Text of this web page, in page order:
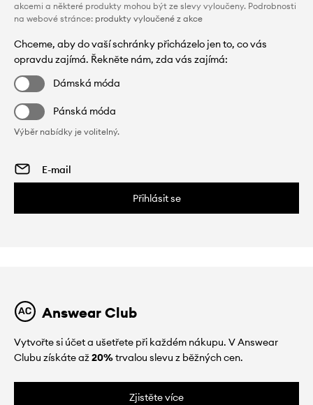
akcemi a některé produkty mohou být ze slevy vyloučeny. Podrobnosti
na webové stránce: produkty vyloučené z akce
Chceme, aby do vaší schránky přicházelo jen to, co vás
opravdu zajímá. Řekněte nám, zda vás zajímá:
Dámská móda
Pánská móda
Výběr nabídky je volitelný.
Přihlásit se
Answear Club
Vytvořte si účet a ušetřete při každém nákupu. V Answear
Clubu získáte až20%trvalou slevu z běžných cen.
Zjistěte více